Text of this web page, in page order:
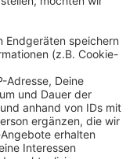
mit
sein. Zeugen
lautstark die
Wuppertaler